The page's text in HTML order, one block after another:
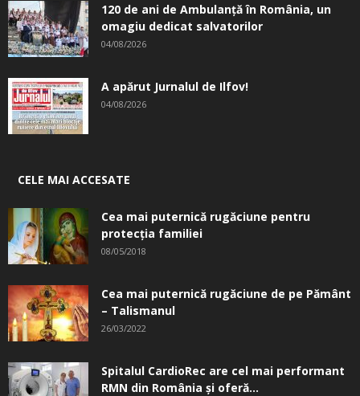
120 de ani de Ambulanță în România, un
omagiu dedicat salvatorilor
04/08/2026
A apărut Jurnalul de Ilfov!
04/08/2026
CELE MAI ACCESATE
Cea mai puternică rugăciune pentru
protecția familiei
08/05/2018
Cea mai puternică rugăciune de pe Pământ
– Talismanul
26/03/2022
Spitalul CardioRec are cel mai performant
RMN din România și oferă...